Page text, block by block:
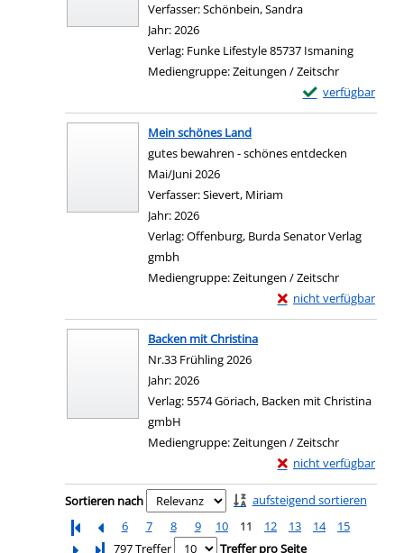
Verfasser:Schönbein, Sandra
Jahr:2026
Verlag: Funke Lifestyle 85737 Ismaning
Mediengruppe:Zeitungen / Zeitschr
verfügbar
Exemplar-Details
Mein schönes Land
gutes bewahren - schönes entdecken
Mai/Juni 2026
Verfasser:Sievert, Miriam
Jahr:2026
Verlag:Offenburg, Burda Senator Verlag
gmbh
Mediengruppe:Zeitungen / Zeitschr
nicht verfügbar
Exemplar-Details von
Backen mit Christina
Nr.33 Frühling 2026
Suche nach diesem Verfasser
Jahr:2026
Verlag: 5574 Göriach, Backen mit Christina
gmbH
Mediengruppe:Zeitungen / Zeitschr
nicht verfügbar
Exemplar-Details von
Zu den Suchfiltern springen
Sortieren nach
aufsteigend sortieren
6
7 8 9 10 11 12 13 14
15
Letzte Seite
797 Treffer Treffer pro Seite